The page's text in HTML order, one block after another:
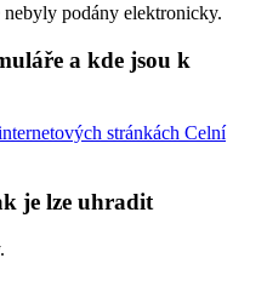
podány elektronicky.
a kde jsou k
stránkách Celní
je lze uhradit